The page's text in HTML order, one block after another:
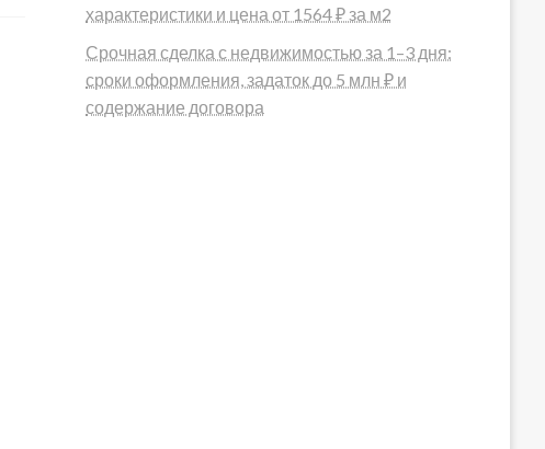
характеристики и цена от 1564 ₽ за м2
Срочная сделка с недвижимостью за 1–3 дня:
сроки оформления, задаток до 5 млн ₽ и
содержание договора